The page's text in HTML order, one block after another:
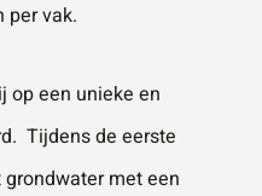
per vak.
op een unieke en
Tijdens de eerste
met een